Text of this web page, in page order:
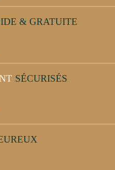
& GRATUITE
SÉCURISÉS